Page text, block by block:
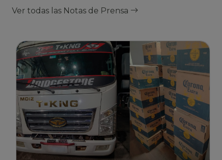
Ver todas las Notas de Prensa